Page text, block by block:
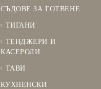
СЪДОВЕ ЗА ГОТВЕНЕ
ТИГАНИ
ТЕНДЖЕРИ И
КАСЕРОЛИ
ТАВИ
КУХНЕНСКИ